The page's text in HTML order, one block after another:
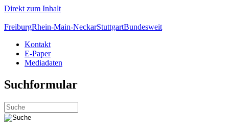
Direkt zum Inhalt
FreiburgRhein-Main-NeckarStuttgartBundesweit
Kontakt
E-Paper
Mediadaten
Suchformular